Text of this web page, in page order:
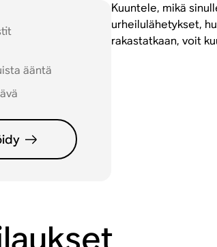
ääntä
Kuuntele, mikä
urheilulähetykset,
rakastatkaan, voit